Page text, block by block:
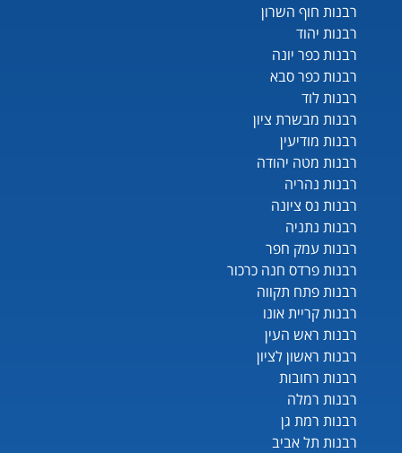
רבנות חוף השרון
רבנות יהוד
רבנות כפר יונה
רבנות כפר סבא
רבנות לוד
רבנות מבשרת ציון
רבנות מודיעין
רבנות מטה יהודה
רבנות נהריה
רבנות נס ציונה
רבנות נתניה
רבנות עמק חפר
רבנות פרדס חנה כרכור
רבנות פתח תקווה
רבנות קריית אונו
רבנות ראש העין
רבנות ראשון לציון
רבנות רחובות
רבנות רמלה
רבנות רמת גן
רבנות תל אביב